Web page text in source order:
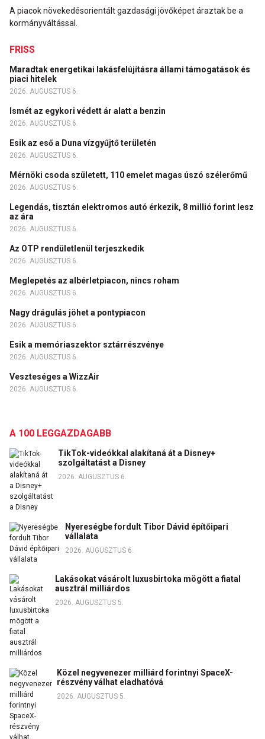
A piacok növekedésorientált gazdasági jövőképet áraztak be a
kormányváltással.
FRISS
Maradtak energetikai lakásfelújításra állami támogatások és
piaci hitelek
2026. AUGUSZTUS 6.
Ismét az egykori védett ár alatt a benzin
2026. AUGUSZTUS 6.
Esik az eső a Duna vízgyűjtő területén
2026. AUGUSZTUS 6.
Mérnöki csoda született, 110 emelet magas úszó szélerőmű
2026. AUGUSZTUS 6.
Legendás, tisztán elektromos autó érkezik, 8 millió forint lesz
az ára
2026. AUGUSZTUS 6.
Az OTP rendületlenül terjeszkedik
2026. AUGUSZTUS 6.
Meglepetés az albérletpiacon, nincs roham
2026. AUGUSZTUS 6.
Nagy drágulás jöhet a pontypiacon
2026. AUGUSZTUS 6.
Esik a memóriaszektor sztárrészvénye
2026. AUGUSZTUS 6.
Veszteséges a WizzAir
2026. AUGUSZTUS 6.
A 100 LEGGAZDAGABB
TikTok-videókkal alakítaná át a Disney+
szolgáltatást a Disney
2026. AUGUSZTUS 6.
Nyereségbe fordult Tibor Dávid építőipari
vállalata
2026. AUGUSZTUS 6.
Lakásokat vásárolt luxusbirtoka mögött a fiatal
ausztrál milliárdos
2026. AUGUSZTUS 5.
Közel negyvenezer milliárd forintnyi SpaceX-
részvény válhat eladhatóvá
2026. AUGUSZTUS 5.